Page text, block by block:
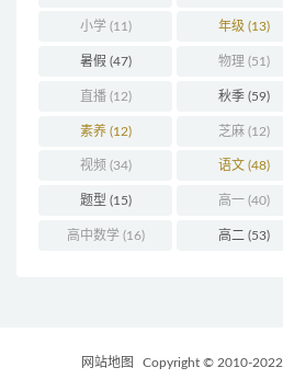
小学(11) 年级 (13)
暑假 (47) 物理 (51)
直播(12) 秋季(59)
素养(12) 芝麻(12)
视频 (34) 语文 (48)
题型 (15) 高一(40)
高中数学(16) 高二 (53)
网站地图 Copyright © 2010-2022